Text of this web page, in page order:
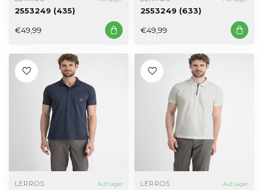
2553249 (435)
€49,99
2553249 (633)
€49,99
LERROS Auf Lager LERROS Auf Lager